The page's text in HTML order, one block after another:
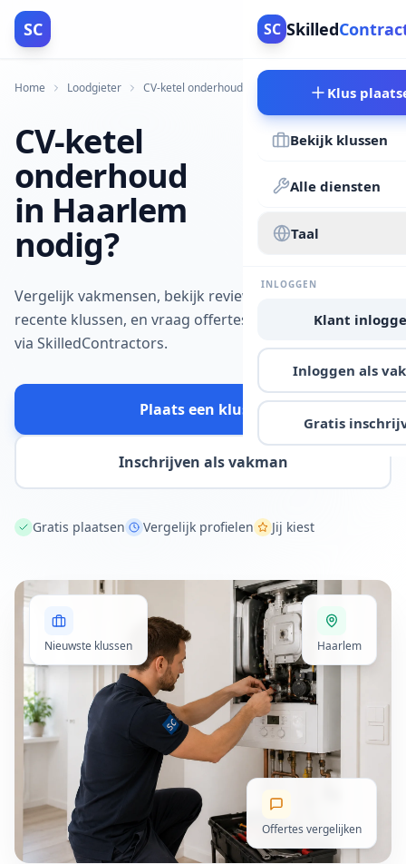
SC SC Skilled
Klus
Bekijk klussen
Alle diensten
Taal
INLOGGEN
Klant
Inloggen als
Gratis
Home Loodgieter CV-ketel onderhoud
CV-ketel
onderhoud
in Haarlem
nodig?
Vergelijk vakmensen, bekijk reviews en
recente klussen, en vraag offertes aan
via SkilledContractors.
Plaats een klus
Inschrijven als vakman
Gratis plaatsen Vergelijk profielen Jij kiest
Nieuwste klussen Haarlem
Offertes vergelijken